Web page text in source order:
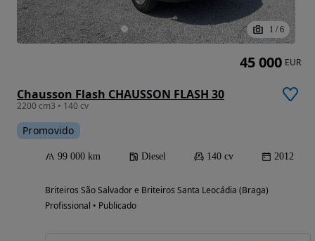
1 / 6
Chausson Flash CHAUSSON FLASH 30
2200 cm3 • 140 cv
Promovido
99 000 km Diesel 140 cv 2012
Briteiros São Salvador e Briteiros Santa Leocádia (Braga)
Profissional • Publicado
45 000 EUR